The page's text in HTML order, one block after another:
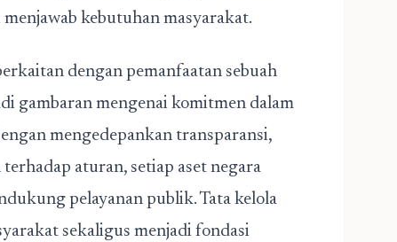
kebutuhan masyarakat.
dengan pemanfaatan sebuah
gambaran mengenai komitmen dalam
mengedepankan transparansi,
aturan, setiap aset negara
pelayanan publik. Tata kelola
sekaligus menjadi fondasi